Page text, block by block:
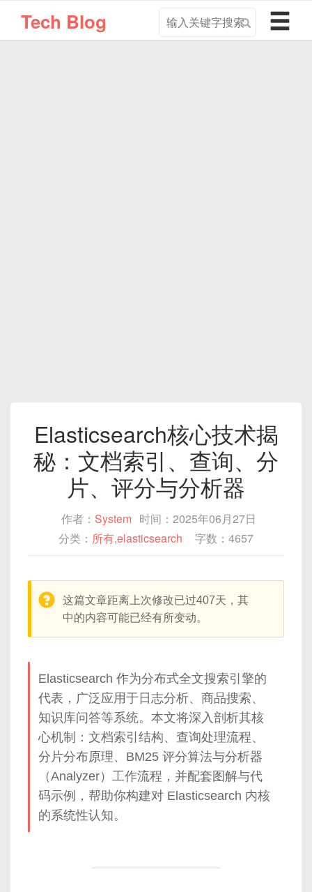
Tech Blog
导
航
Elasticsearch核心技术揭
秘：文档索引、查询、分
片、评分与分析器‌
作者： System 时间：2025年06月27日
分类： 所有,elasticsearch 字数：4657
warning:
这篇文章距离上次修改已过407天，其
中的内容可能已经有所变动。
Elasticsearch 作为分布式全文搜索引擎的
代表，广泛应用于日志分析、商品搜索、
知识库问答等系统。本文将深入剖析其核
心机制：文档索引结构、查询处理流程、
分片分布原理、BM25 评分算法与分析器
（Analyzer）工作流程，并配套图解与代
码示例，帮助你构建对 Elasticsearch 内核
的系统性认知。